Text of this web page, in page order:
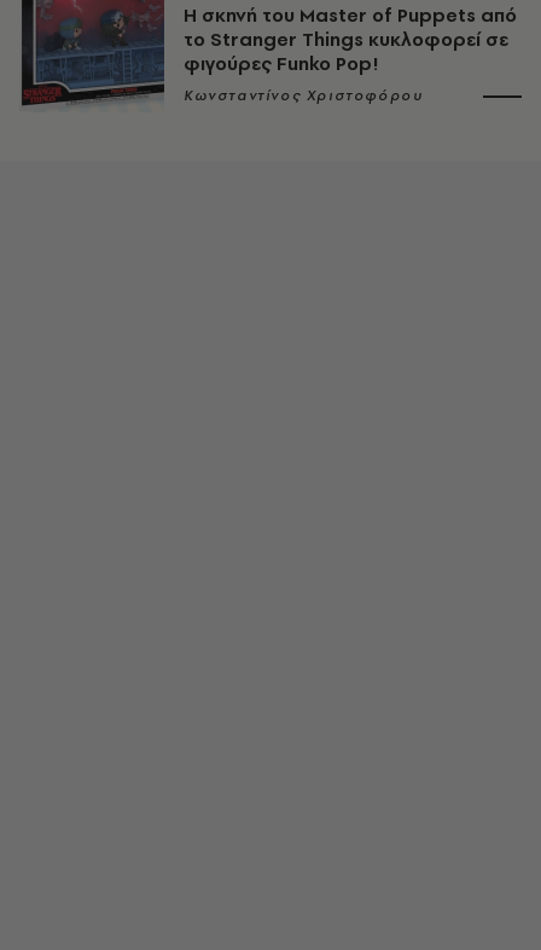
Η σκηνή του Master of Puppets από
το Stranger Things κυκλοφορεί σε
φιγούρες Funko Pop!
Κωνσταντίνος Χριστοφόρου